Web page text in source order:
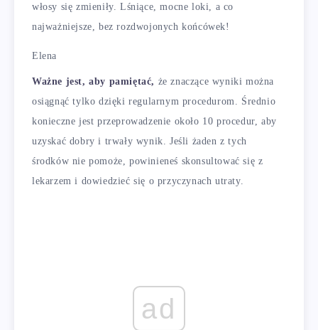
włosy się zmieniły. Lśniące, mocne loki, a co
najważniejsze, bez rozdwojonych końcówek!
Elena
Ważne jest, aby pamiętać, że znaczące wyniki można
osiągnąć tylko dzięki regularnym procedurom. Średnio
konieczne jest przeprowadzenie około 10 procedur, aby
uzyskać dobry i trwały wynik. Jeśli żaden z tych
środków nie pomoże, powinieneś skonsultować się z
lekarzem i dowiedzieć się o przyczynach utraty.
ad